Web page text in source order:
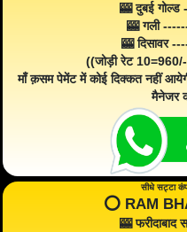
🎰 दुबई
🎰 गली
🎰 दिसावर
((जोड़ी रेट
माँ क़सम पेमेंट में कोई दिक्कत नहीं
मैनेजर
सीधे सट्टा
⭕️ RAM
🎰